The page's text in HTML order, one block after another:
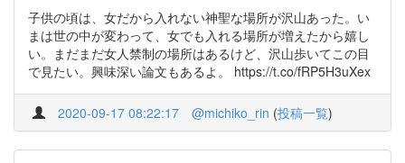
子供の頃は、女だから入れない神聖な場所が沢山あった。い
まは世の中が変わって、女でも入れる場所が増えたから嬉し
い。まだまだ女人禁制の場所はあるけど、沢山歩いてこの目
で見たい。興味深い論文もあるよ。 https://t.co/fRP5H3uXex
2020-09-17 08:22:17 @michiko_rin (投稿一覧)